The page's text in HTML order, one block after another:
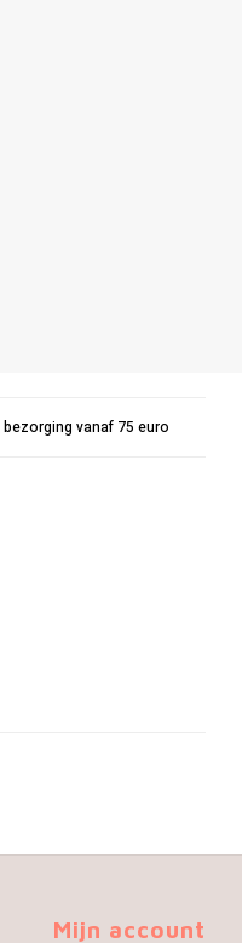
bezorging vanaf 75 euro
Mijn account